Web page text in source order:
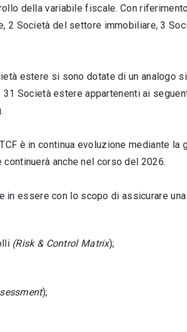
della variabile fiscale. Con
2 Società del settore immobiliare, 3
estere si sono dotate di un analogo
Società estere appartenenti ai
.
è in continua evoluzione mediante
anche nel corso del 2026.
in essere con lo scopo di assicurare
(Risk & Control Matrix);
);